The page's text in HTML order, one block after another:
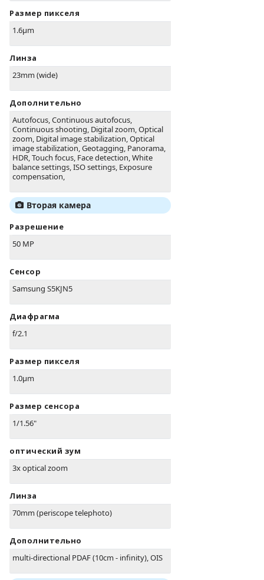
Размер пикселя
1.6µm
Линза
23mm (wide)
Дополнительно
Autofocus, Continuous autofocus,
Continuous shooting, Digital zoom, Optical
zoom, Digital image stabilization, Optical
image stabilization, Geotagging, Panorama,
HDR, Touch focus, Face detection, White
balance settings, ISO settings, Exposure
compensation,
Вторая камера
Разрешение
50 MP
Сенсор
Samsung S5KJN5
Диафрагма
f/2.1
Размер пикселя
1.0µm
Размер сенсора
1/1.56"
оптический зум
3x optical zoom
Линза
70mm (periscope telephoto)
Дополнительно
multi-directional PDAF (10cm - infinity), OIS